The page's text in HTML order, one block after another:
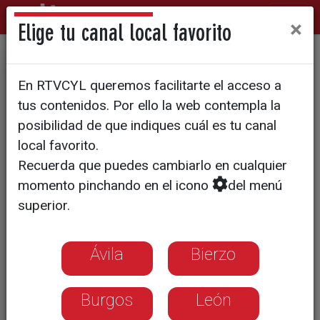
La lista del desempleo se
redujo en el Bierzo y Laciana
en el mes de abril en 46
personas
Elige tu canal local favorito ×
En RTVCYL queremos facilitarte el acceso a
tus contenidos. Por ello la web contempla la
posibilidad de que indiques cuál es tu canal
local favorito.
Recuerda que puedes cambiarlo en cualquier
momento pinchando en el icono
del menú
superior.
Ávila Bierzo
Burgos León